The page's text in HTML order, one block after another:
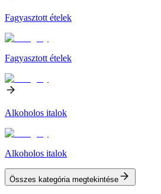
Fagyasztott ételek
Fagyasztott ételek
Alkoholos italok
Alkoholos italok
Összes kategória megtekintése